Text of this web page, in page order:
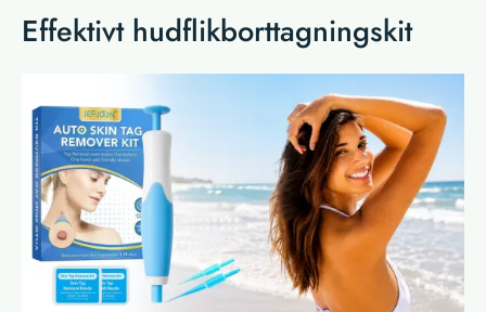
Effektivt hudflikborttagningskit